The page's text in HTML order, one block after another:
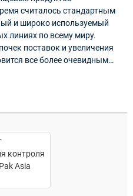
считалось стандартным
и широко используемый
линиях по всему миру.
поставок и увеличения
все более очевидным